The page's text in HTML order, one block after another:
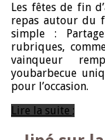
Les fêtes de fin
repas autour du
simple :
rubriques,
vainqueur
youbarbecue
pour l’occasion.
Lire la suite ;